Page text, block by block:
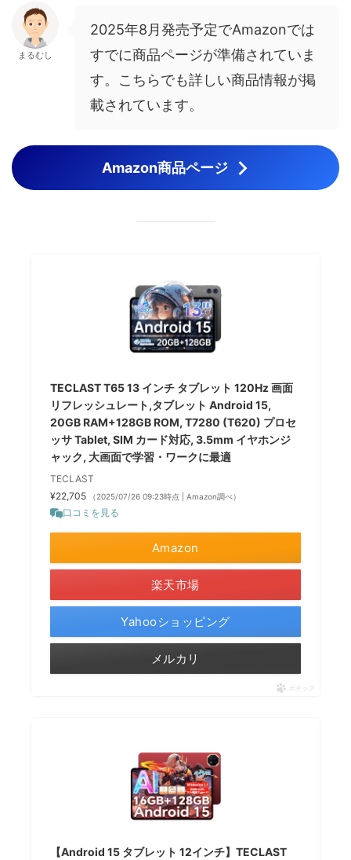
まるむし
2025年8月発売予定でAmazonでは
すでに商品ページが準備されていま
す。こちらでも詳しい商品情報が掲
載されています。
Amazon商品ページ
TECLAST T65 13 インチ タブレット 120Hz 画面
リフレッシュレート,タブレット Android 15,
20GB RAM+128GB ROM, T7280 (T620) プロセ
ッサ Tablet, SIM カード対応, 3.5mm イヤホンジ
ャック, 大画面で学習・ワークに最適
TECLAST
¥22,705
（2025/07/26 09:23時点 | Amazon調べ）
口コミを見る
Amazon
楽天市場
Yahooショッピング
メルカリ
ポチップ
【Android 15 タブレット 12インチ】TECLAST